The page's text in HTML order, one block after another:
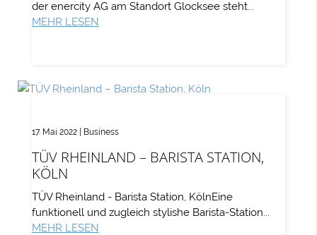
der enercity AG am Standort Glocksee steht...
MEHR LESEN
TÜV RHEINLAND – BARISTA STATION,
KÖLN
17. Mai 2022| Business
TÜV Rheinland - Barista Station, KölnEine
funktionell und zugleich stylishe Barista-Station...
MEHR LESEN